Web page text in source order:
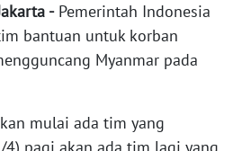
-Pemerintah Indonesia
bantuan untuk korban
Myanmar pada
mulai ada tim yang